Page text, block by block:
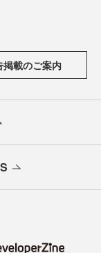
掲載のご案内